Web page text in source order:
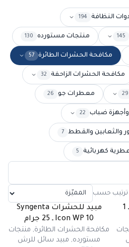
النظافة 194
145 منتجات مستورده 130
مكافحة الحشرات الطائرة 57
مكافحة الحشرات الزاحفة 32
29 معطرات جو 26
ضباب 22
والثعابين والقطط 7
كهربائية 5
ترتيب حسب
مبيد ذباب AGITA 10 WG ـ 1
مبيد للحشرات Syngenta
Icon WP 10 ـ 25 جرام
مكافحة الحشرات الطائرة, منتجات
مستورده, مبيد سائل للرش